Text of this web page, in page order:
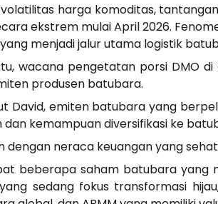
harga komoditas,
ekstrem mulai April 2026.
menjadi jalur utama logistik
wacana pengetatan porsi DMO
produsen batubara.
David, emiten batubara yang
dan kemampuan diversifikasi ke
dengan neraca keuangan yang
beberapa saham batubara yang
sedang fokus transformasi